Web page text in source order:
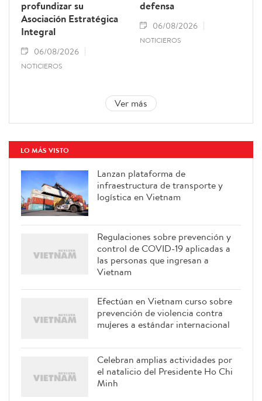
profundizar su
Asociación Estratégica
Integral
06/08/2026
NOTICIEROS
defensa
06/08/2026
NOTICIEROS
Ver más
LO MÁS VISTO
Lanzan plataforma de
infraestructura de transporte y
logística en Vietnam
Regulaciones sobre prevención y
control de COVID-19 aplicadas a
las personas que ingresan a
Vietnam
Efectúan en Vietnam curso sobre
prevención de violencia contra
mujeres a estándar internacional
Celebran amplias actividades por
el natalicio del Presidente Ho Chi
Minh